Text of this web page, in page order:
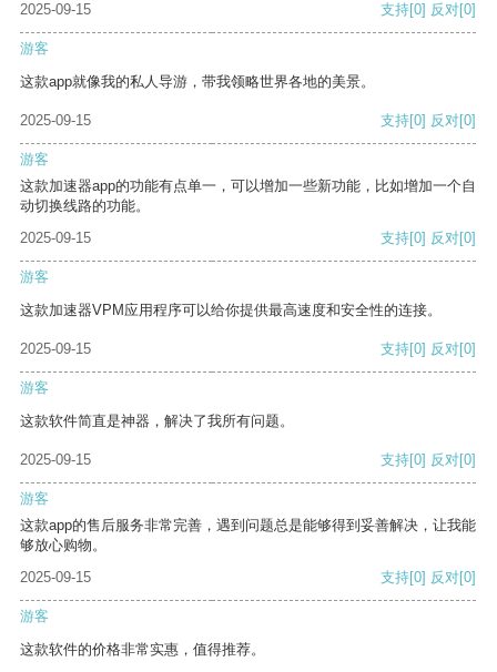
2025-09-15
支持[0] 反对[0]
游客
这款app就像我的私人导游，带我领略世界各地的美景。
2025-09-15 支持[0] 反对[0]
游客
这款加速器app的功能有点单一，可以增加一些新功能，比如增加一个自
动切换线路的功能。
2025-09-15
支持[0] 反对[0]
游客
这款加速器VPM应用程序可以给你提供最高速度和安全性的连接。
2025-09-15 支持[0] 反对[0]
游客
这款软件简直是神器，解决了我所有问题。
2025-09-15 支持[0] 反对[0]
游客
这款app的售后服务非常完善，遇到问题总是能够得到妥善解决，让我能
够放心购物。
2025-09-15
支持[0] 反对[0]
游客
这款软件的价格非常实惠，值得推荐。